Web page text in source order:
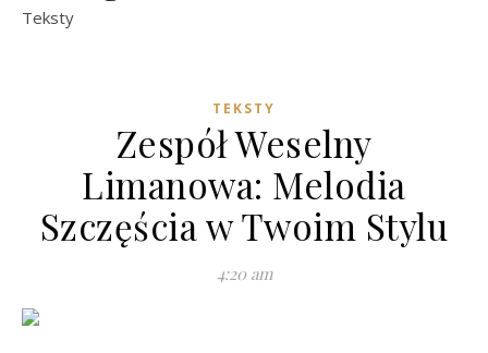
Teksty
TEKSTY
Zespół Weselny
Limanowa: Melodia
Szczęścia w Twoim Stylu
4:20 am